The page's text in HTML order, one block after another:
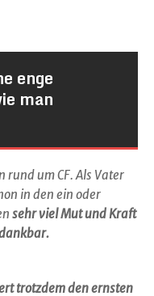
enge
man
rund um CF. Als Vater
in den ein oder
sehr viel Mut und Kraft
trotzdem den ernsten